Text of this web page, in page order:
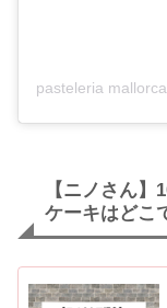
【ニノさん
ケーキはどこ